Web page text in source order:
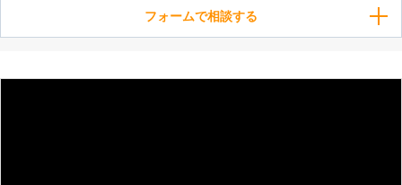
フォームで相談する